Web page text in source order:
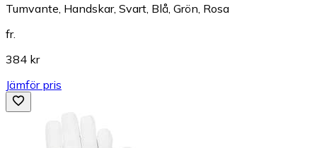
Tumvante, Handskar, Svart, Blå, Grön, Rosa
fr.
384 kr
Jämför pris